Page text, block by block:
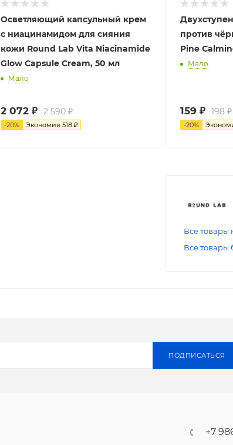
Осветляющий капсульный крем
с ниацинамидом для сияния
кожи Round Lab Vita Niacinamide
Glow Capsule Cream, 50 мл
Мало
2 072 ₽ 2 590 ₽
-20% Экономия 518 ₽
против
Pine
Мало
159₽ 198 ₽
-20%
Все товары
Все товары
ПОДПИСАТЬСЯ
+7